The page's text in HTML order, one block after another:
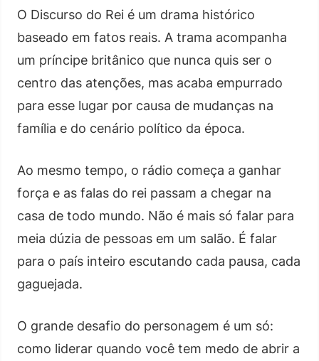
O Discurso do Rei é um drama histórico
baseado em fatos reais. A trama acompanha
um príncipe britânico que nunca quis ser o
centro das atenções, mas acaba empurrado
para esse lugar por causa de mudanças na
família e do cenário político da época.
Ao mesmo tempo, o rádio começa a ganhar
força e as falas do rei passam a chegar na
casa de todo mundo. Não é mais só falar para
meia dúzia de pessoas em um salão. É falar
para o país inteiro escutando cada pausa, cada
gaguejada.
O grande desafio do personagem é um só:
como liderar quando você tem medo de abrir a